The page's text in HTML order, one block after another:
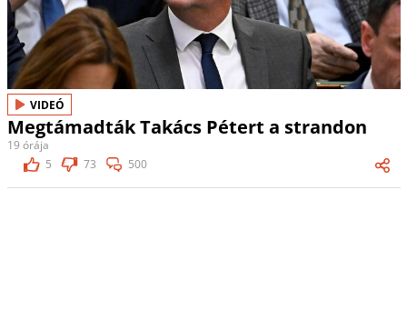
VIDEÓ
Megtámadták Takács Pétert a strandon
19 órája
5
73 500